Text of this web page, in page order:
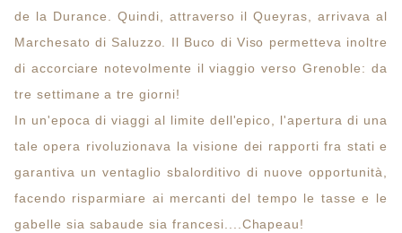
de la Durance. Quindi, attraverso il Queyras, arrivava al
Marchesato di Saluzzo. Il Buco di Viso permetteva inoltre
di accorciare notevolmente il viaggio verso Grenoble: da
tre settimane a tre giorni!
In un'epoca di viaggi al limite dell'epico, l'apertura di una
tale opera rivoluzionava la visione dei rapporti fra stati e
garantiva un ventaglio sbalorditivo di nuove opportunità,
facendo risparmiare ai mercanti del tempo le tasse e le
gabelle sia sabaude sia francesi....Chapeau!